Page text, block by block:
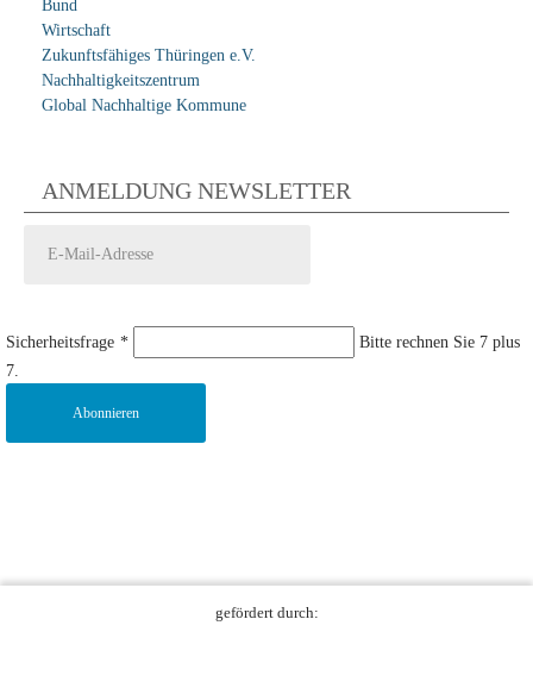
Bund
Wirtschaft
Zukunftsfähiges Thüringen e.V.
Nachhaltigkeitszentrum
Global Nachhaltige Kommune
ANMELDUNG NEWSLETTER
Sicherheitsfrage *
Bitte rechnen Sie 7 plus
7.
Abonnieren
gefördert durch: